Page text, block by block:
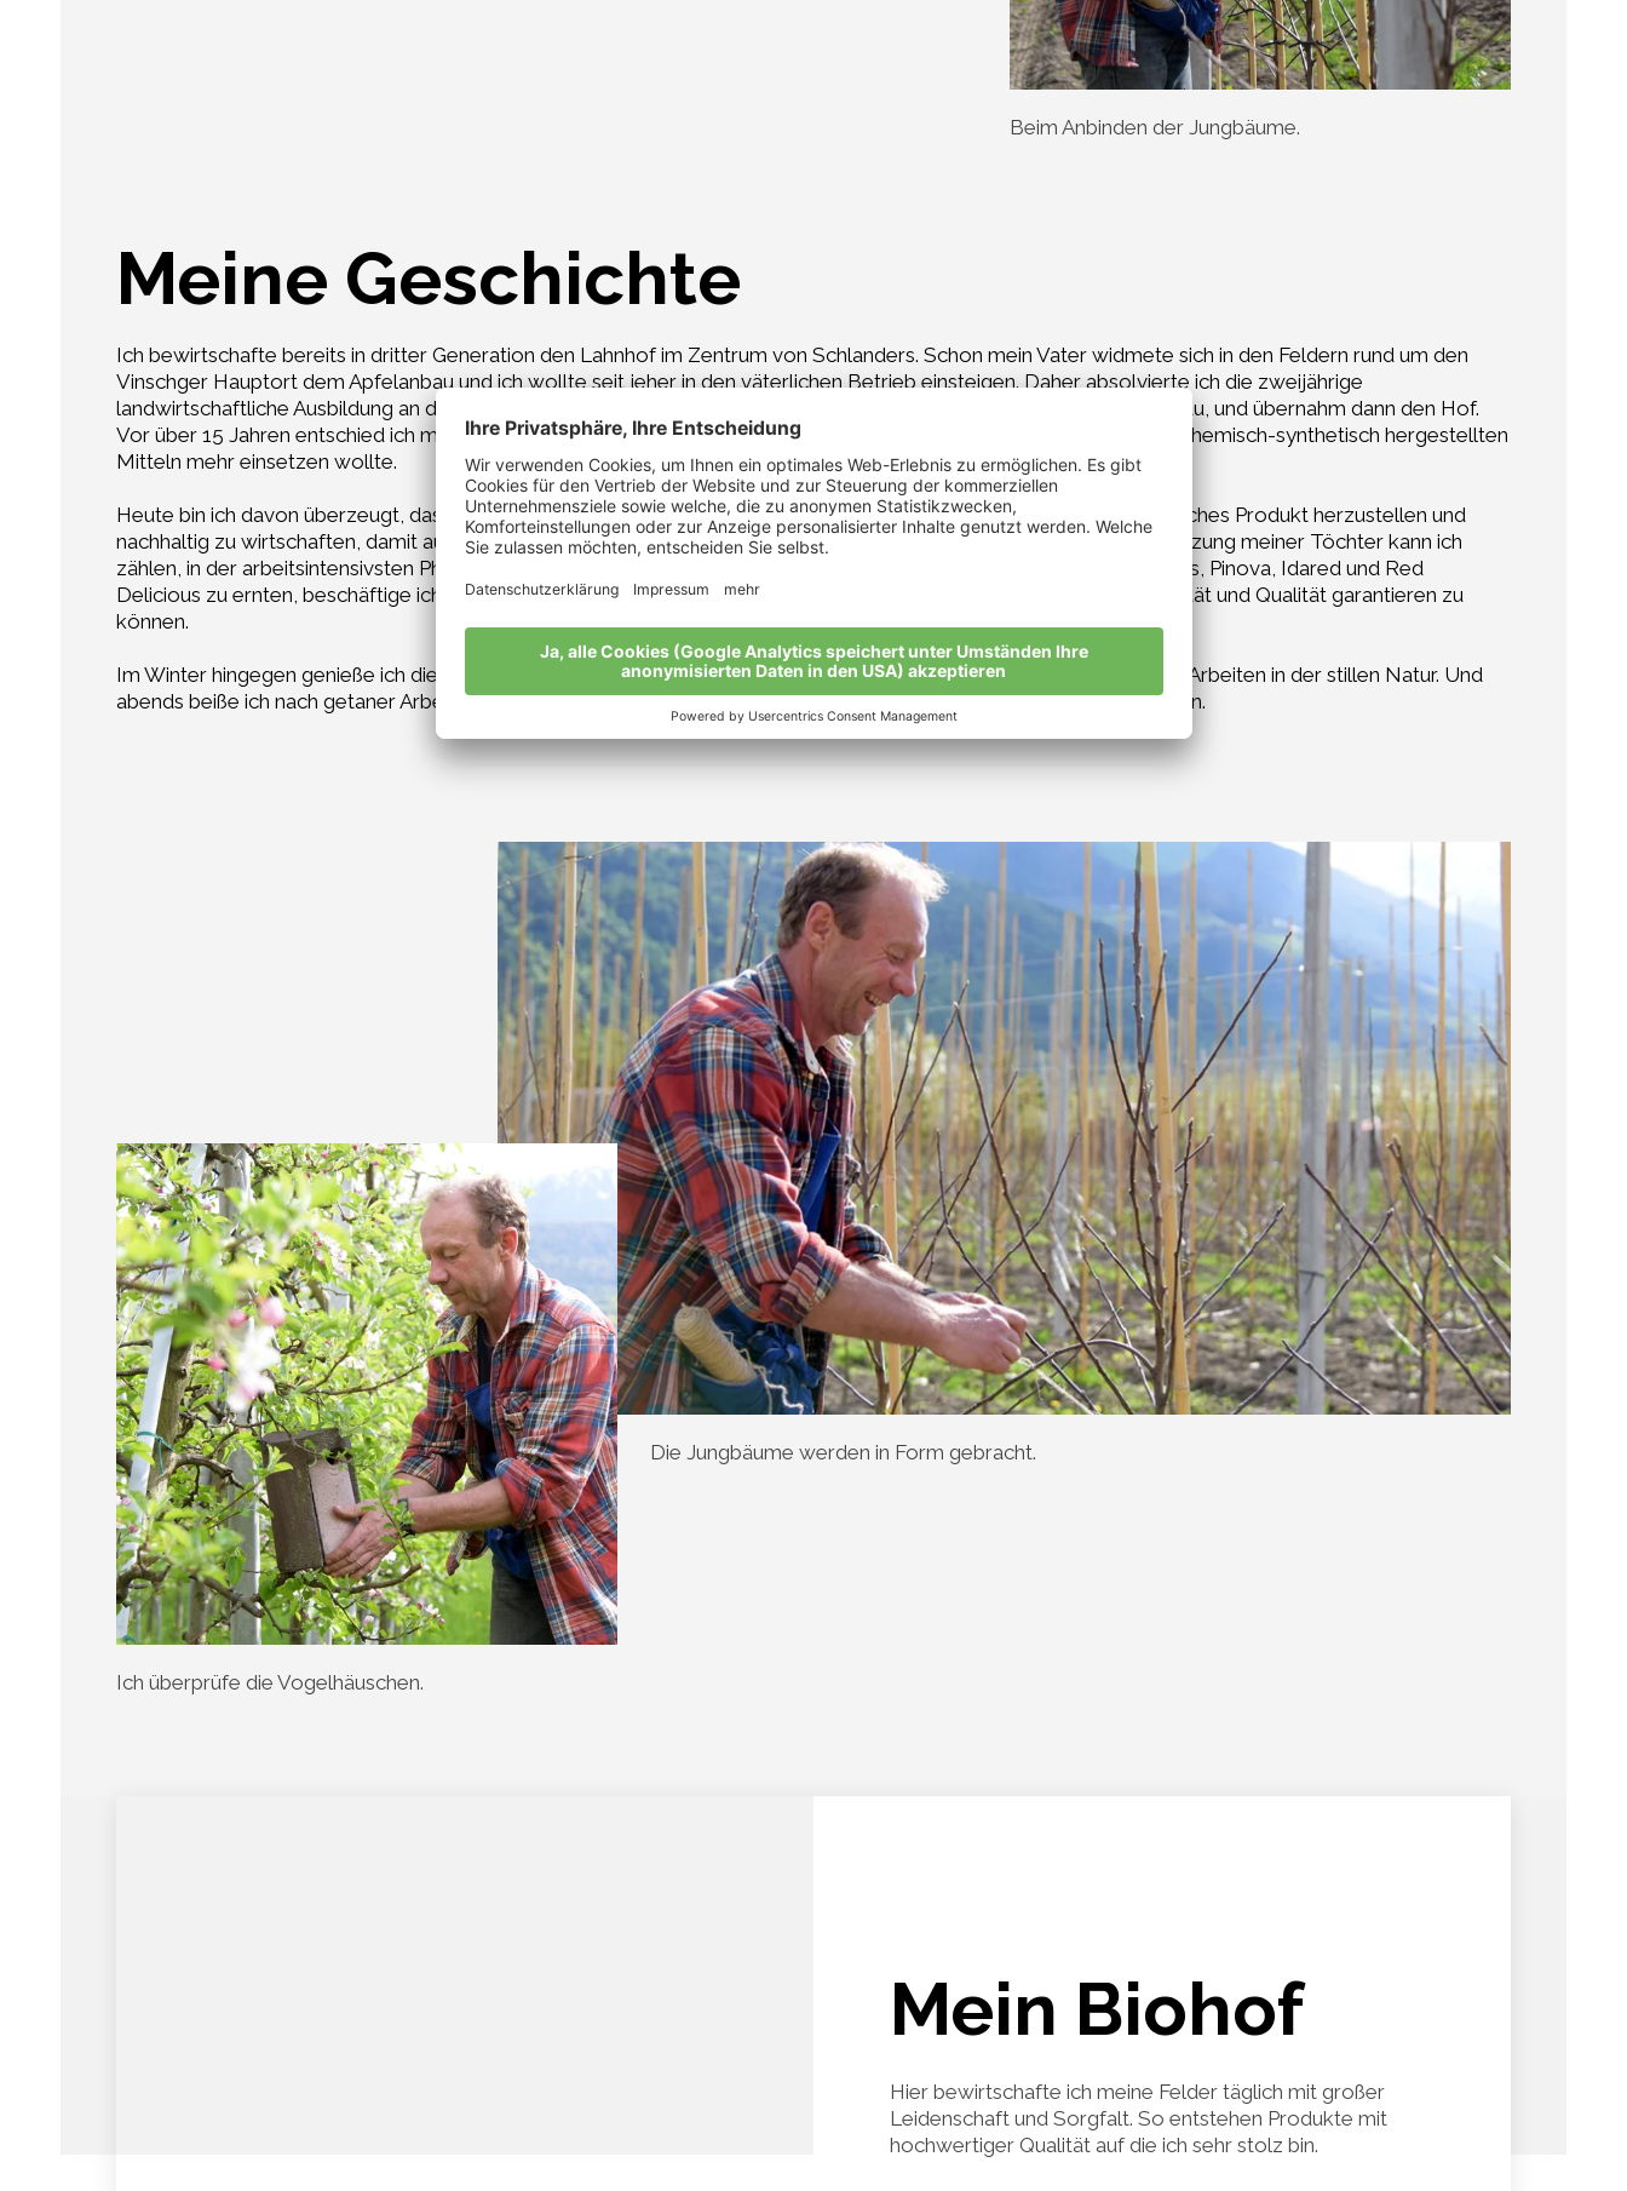
Beim Anbinden der Jungbäume.
Meine Geschichte
Ich bewirtschafte bereits in dritter Generation den Lahnhof im Zentrum von Schlanders. Schon mein Vater widmete sich in den Feldern rund um den
Vinschger Hauptort dem Apfelanbau und ich wollte seit jeher in den väterlichen Betrieb einsteigen. Daher absolvierte ich die zweijährige
landwirtschaftliche Ausbildung an der Laimburg, einer bekannten Südtiroler Fachschule für Obst-, Wein- und Gartenbau, und übernahm dann den Hof.
Vor über 15 Jahren entschied ich mich dafür, den Apfelanbau nach biologischen Richtlinien zu betreiben, da ich keine chemisch-synthetisch hergestellten
Mitteln mehr einsetzen wollte.
Heute bin ich davon überzeugt, dass der biologische Anbau der richtige ist. Mir ist es wichtig, ein gesundes und natürliches Produkt herzustellen und
nachhaltig zu wirtschaften, damit auch meine Nachfolger noch auf meinen Feldern arbeiten können. Auf die Unterstützung meiner Töchter kann ich
zählen, in der arbeitsintensivsten Phase helfen sie fleißig mit. Und wenn es Zeit ist, meine Apfelsorten Golden Delicious, Pinova, Idared und Red
Delicious zu ernten, beschäftige ich zudem Saisonarbeiter: Eine gute Arbeitsorganisation ist wichtig, um Professionalität und Qualität garantieren zu
können.
Im Winter hingegen genieße ich die Ruhe rundherum: Ich schneide die Apfelbäume zurecht und fühle mich wohl beim Arbeiten in der stillen Natur. Und
abends beiße ich nach getaner Arbeit gerne in einen von meinen knackigen Pinova, denn die schmecken mir am besten.
Die Jungbäume werden in Form gebracht.
Ich überprüfe die Vogelhäuschen.
Mein Biohof
Hier bewirtschafte ich meine Felder täglich mit großer
Leidenschaft und Sorgfalt. So entstehen Produkte mit
hochwertiger Qualität auf die ich sehr stolz bin.